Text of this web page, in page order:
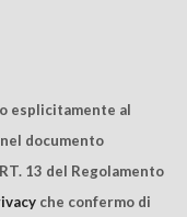
esplicitamente al
documento
13 del Regolamento
che confermo di